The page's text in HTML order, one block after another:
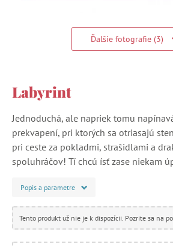
Ďalšie fotografie (3)
Labyrint
Jednoduchá, ale napriek tomu
prekvapení, pri ktorých sa otriasajú
pri ceste za pokladmi, strašidlami a
spoluhráčov! Tí chcú ísť zase niekam
Popis a parametre
Tento produkt už nie je k dispozícii. Pozrite sa na